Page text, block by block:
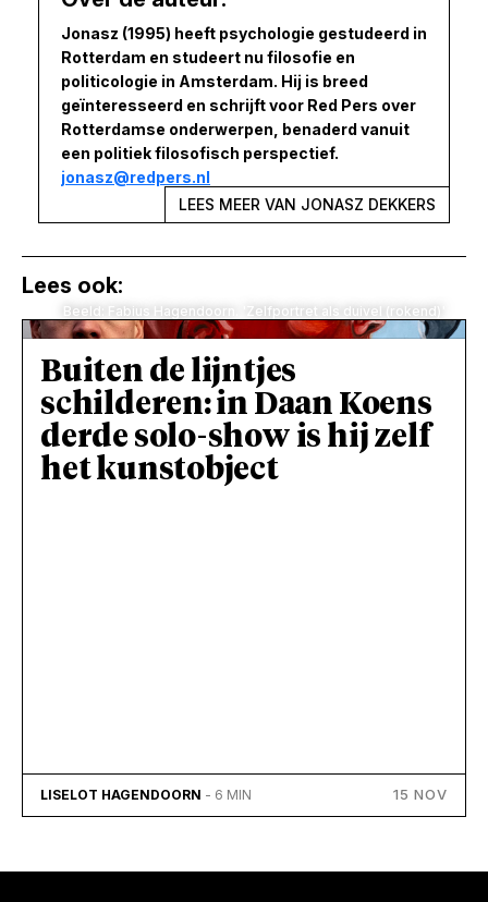
Jonasz (1995) heeft psychologie gestudeerd in
Rotterdam en studeert nu filosofie en
politicologie in Amsterdam. Hij is breed
geïnteresseerd en schrijft voor Red Pers over
Rotterdamse onderwerpen, benaderd vanuit
een politiek filosofisch perspectief.
jonasz@redpers.nl
LEES MEER VAN JONASZ DEKKERS
Lees ook:
Beeld: Fabius Hagendoorn. 'Zelfportret als duivel (rokend)'
Buiten de lijntjes
schilderen: in Daan Koens
derde solo-show is hij zelf
het kunstobject
LISELOT HAGENDOORN - 6 MIN 15 NOV